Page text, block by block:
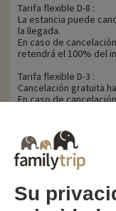
Tarifa flexible D-8 :
La estancia puede
la llegada.
En caso de
retendrá el 100% del
Tarifa flexible D-3 :
Cancelación gratuita
En caso de
Familytrip le aconseja
socio AREAS
o en las 24 horas
Su